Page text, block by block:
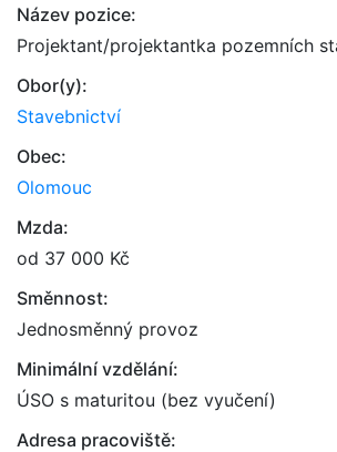
Název pozice:
Projektant/projektantka pozemních
Obor(y):
Stavebnictví
Obec:
Olomouc
Mzda:
od 37 000 Kč
Směnnost:
Jednosměnný provoz
Minimální vzdělání:
ÚSO s maturitou (bez vyučení)
Adresa pracoviště: